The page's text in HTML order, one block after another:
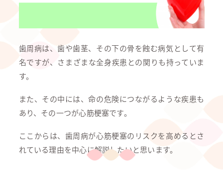
歯周病は、歯や歯茎、その下の骨を蝕む病気として有
名ですが、さまざまな全身疾患との関りも持っていま
す。
また、その中には、命の危険につながるような疾患も
あり、その一つが心筋梗塞です。
ここからは、歯周病が心筋梗塞のリスクを高めるとさ
れている理由を中心に解説したいと思います。